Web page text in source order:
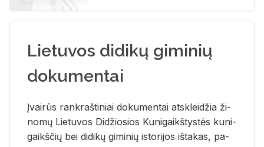
Lietuvos didikų giminių
dokumentai
Įvai­rūs rank­raš­ti­niai do­ku­men­tai at­sklei­džia ži­
no­mų Lie­tu­vos Di­džio­sios Ku­ni­gaikš­tys­tės ku­ni­
gaikš­čių bei di­di­kų gi­mi­nių is­to­ri­jos iš­ta­kas, pa­